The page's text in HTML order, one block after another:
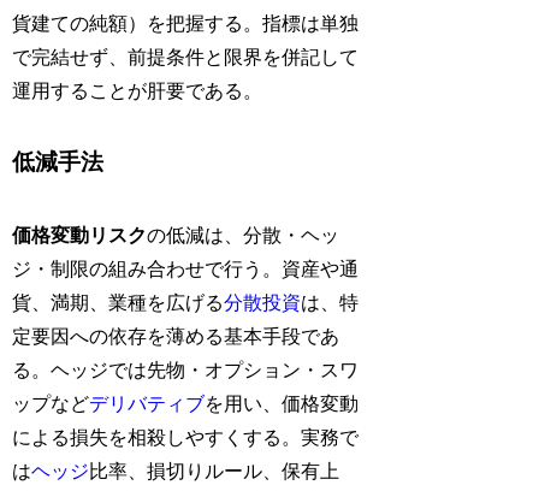
貨建ての純額）を把握する。指標は単独
で完結せず、前提条件と限界を併記して
運用することが肝要である。
低減手法
価格変動リスクの低減は、分散・ヘッ
ジ・制限の組み合わせで行う。資産や通
貨、満期、業種を広げる分散投資は、特
定要因への依存を薄める基本手段であ
る。ヘッジでは先物・オプション・スワ
ップなどデリバティブを用い、価格変動
による損失を相殺しやすくする。実務で
はヘッジ比率、損切りルール、保有上